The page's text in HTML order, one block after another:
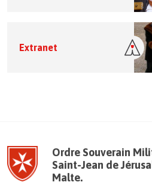
Extranet
Ordre Souverain
Saint-Jean de
Malte.